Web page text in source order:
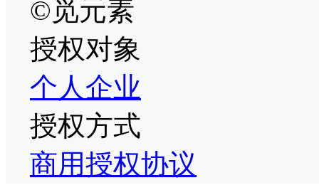
©觅元素
授权对象
个人企业
授权方式
商用授权协议